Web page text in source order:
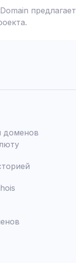
предлагает
доменов